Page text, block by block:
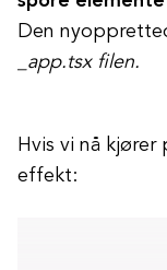
Den
_app.tsx filen.
Hvis vi nå
effekt: